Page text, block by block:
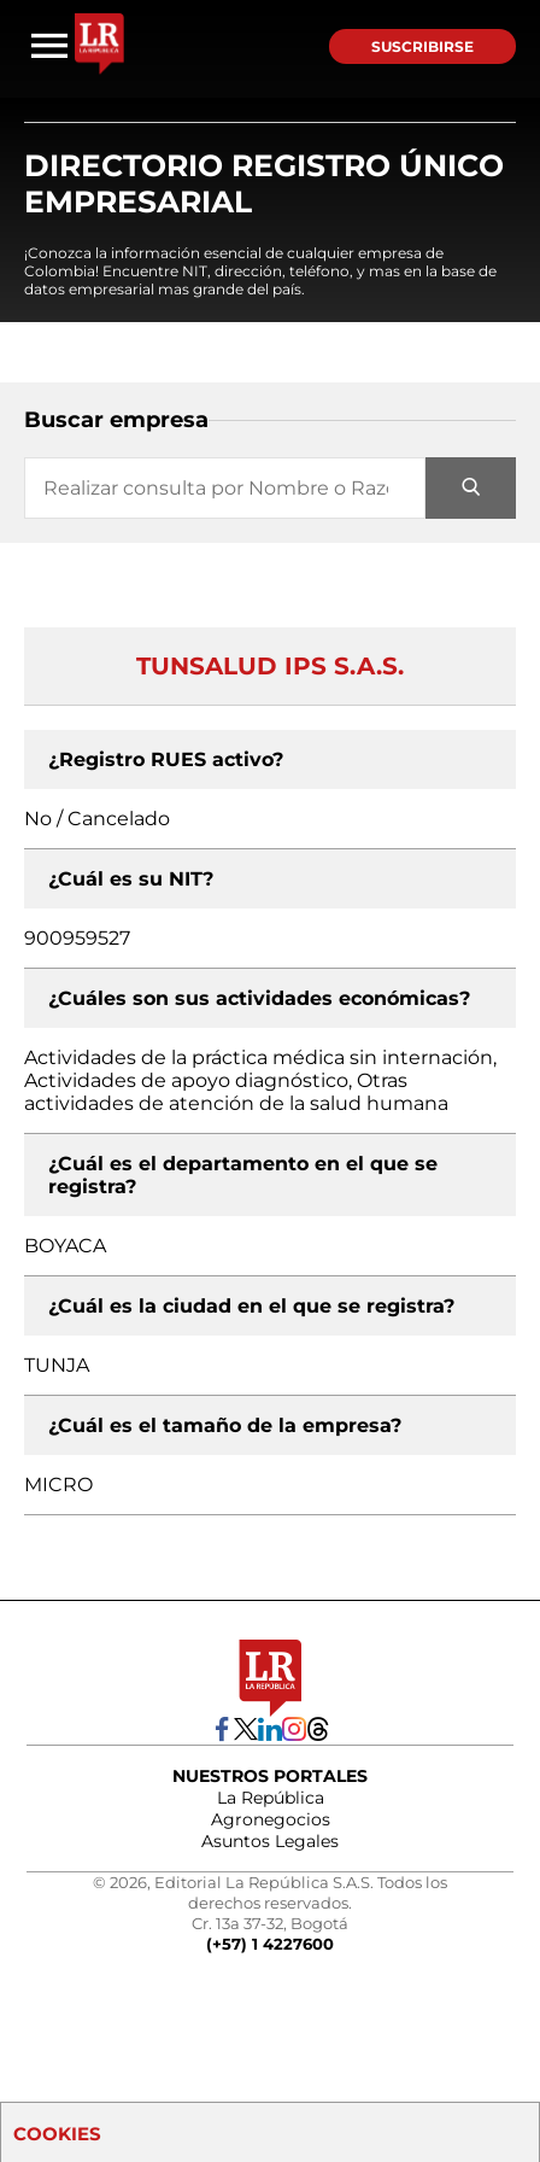
SUSCRIBIRSE
DIRECTORIO REGISTRO ÚNICO
EMPRESARIAL
¡Conozca la información esencial de cualquier empresa de
Colombia! Encuentre NIT, dirección, teléfono, y mas en la base de
datos empresarial mas grande del país.
Buscar empresa
TUNSALUD IPS S.A.S.
¿Registro RUES activo?
No / Cancelado
¿Cuál es su NIT?
900959527
¿Cuáles son sus actividades económicas?
Actividades de la práctica médica sin internación,
Actividades de apoyo diagnóstico, Otras
actividades de atención de la salud humana
¿Cuál es el departamento en el que se
registra?
BOYACA
¿Cuál es la ciudad en el que se registra?
TUNJA
¿Cuál es el tamaño de la empresa?
MICRO
NUESTROS PORTALES
La República
Agronegocios
Asuntos Legales
© 2026, Editorial La República S.A.S. Todos los
derechos reservados.
Cr. 13a 37-32, Bogotá
(+57) 1 4227600
COOKIES